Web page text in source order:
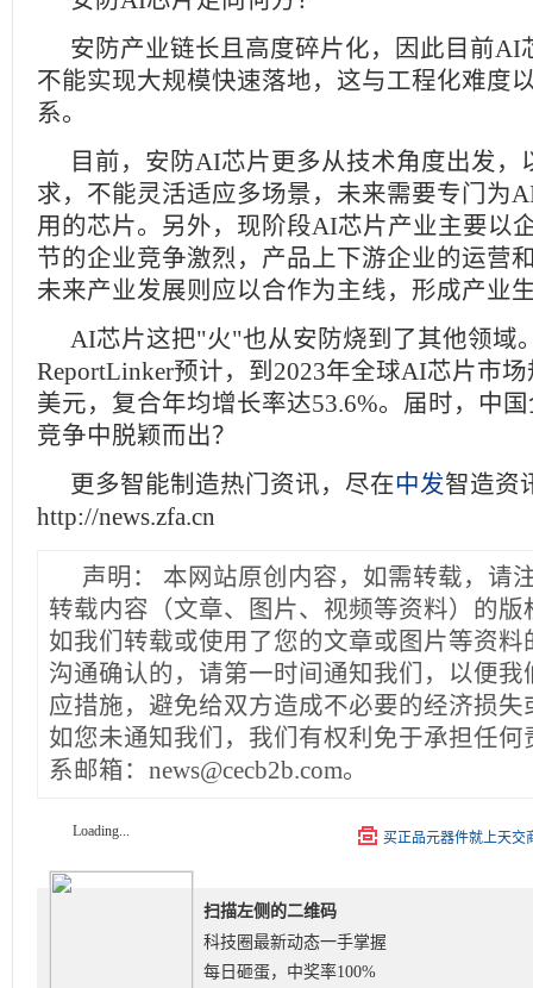
安防产业链长且高度碎片化，因此目前AI
不能实现大规模快速落地，这与工程化难度
系。
目前，安防AI芯片更多从技术角度出发，
求，不能灵活适应多场景，未来需要专门为
用的芯片。另外，现阶段AI芯片产业主要以
节的企业竞争激烈，产品上下游企业的运营
未来产业发展则应以合作为主线，形成产业
AI芯片这把"火"也从安防烧到了其他领域
ReportLinker预计，到2023年全球AI芯片市
美元，复合年均增长率达53.6%。届时，中
竞争中脱颖而出？
更多智能制造热门资讯，尽在中发智造资
http://news.zfa.cn
声明：
本网站原创内容，如需转载，请
转载内容（文章、图片、视频等资料）的版
如我们转载或使用了您的文章或图片等资料
沟通确认的，请第一时间通知我们，以便我
应措施，避免给双方造成不必要的经济损失
如您未通知我们，我们有权利免于承担任何
系邮箱：news@cecb2b.com。
Loading... 买正品元器件就上天交
扫描左侧的二维码
科技圈最新动态一手掌握
每日砸蛋，中奖率100%